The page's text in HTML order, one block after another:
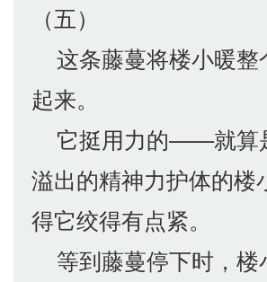
（五）
这条藤蔓将楼小暖整
起来。
它挺用力的——就算
溢出的精神力护体的楼
得它绞得有点紧。
等到藤蔓停下时，楼